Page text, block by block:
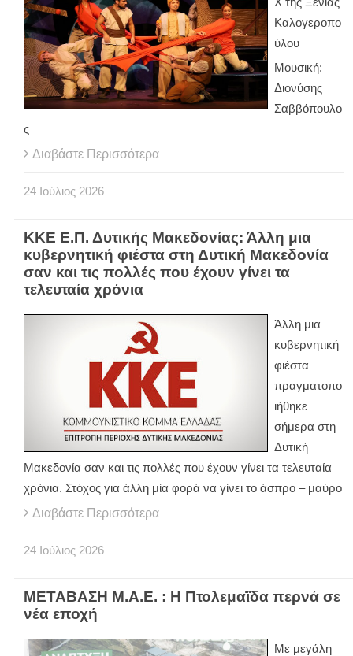
Καλογεροπο
ύλου
Μουσική:
Διονύσης
Σαββόπουλο
ς
Διαβάστε Περισσότερα
24 Ιούλιος 2026
ΚΚΕ Ε.Π. Δυτικής Μακεδονίας: Άλλη μια
κυβερνητική φιέστα στη Δυτική Μακεδονία
σαν και τις πολλές που έχουν γίνει τα
τελευταία χρόνια
Άλλη μια
κυβερνητική
φιέστα
πραγματοπο
ιήθηκε
σήμερα στη
Δυτική
Μακεδονία σαν και τις πολλές που έχουν γίνει τα τελευταία
χρόνια. Στόχος για άλλη μία φορά να γίνει το άσπρο – μαύρο
Διαβάστε Περισσότερα
24 Ιούλιος 2026
ΜΕΤΑΒΑΣΗ Μ.Α.Ε. : Η Πτολεμαΐδα περνά σε
νέα εποχή
Με μεγάλη